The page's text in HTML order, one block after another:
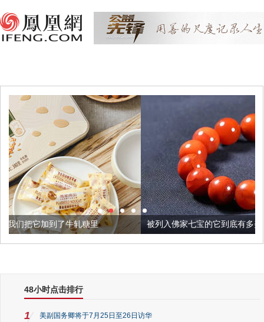
糖里 被列入佛家七宝的它到底有多美？
48小时点击排行
1 美副国务卿将于7月25日至26日访华